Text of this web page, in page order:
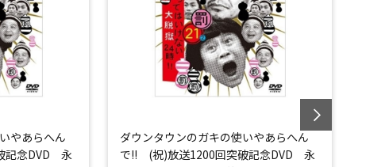
やあらへん
記念DVD 永
ダウンタウンのガキの使いやあらへん
で!! (祝)放送1200回突破記念DVD 永